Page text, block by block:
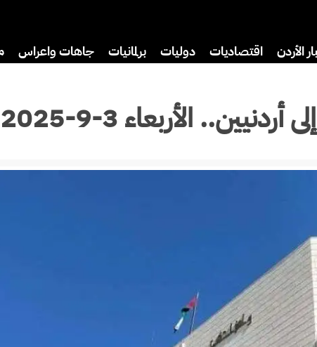
الأردن اقتصاديات دوليات برلمانيات جاهات واعراس
الأربعاء 3-9-2025 (أسماء)